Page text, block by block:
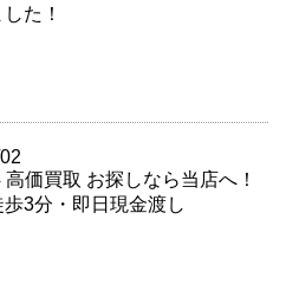
た！
価買取 お探しなら当店へ！
3分・即日現金渡し